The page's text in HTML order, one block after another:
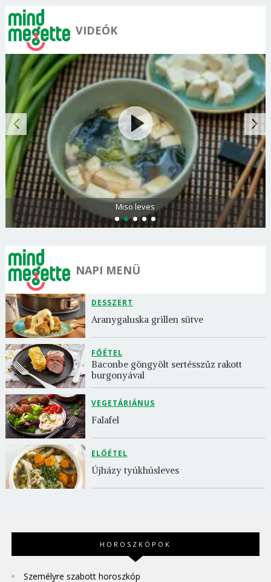
VIDEÓK
Miso leves
NAPI MENÜ
DESSZERT
Aranygaluska grillen sütve
FŐÉTEL
Baconbe göngyölt sertésszűz rakott
burgonyával
VEGETÁRIÁNUS
Falafel
ELŐÉTEL
Újházy tyúkhúsleves
HOROSZKÓPOK
Személyre szabott horoszkóp